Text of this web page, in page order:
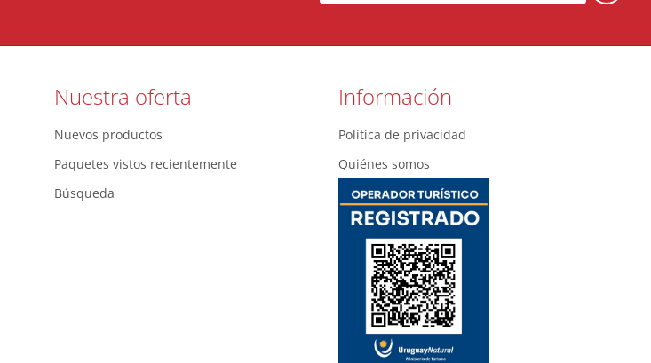
Nuestra oferta
Nuevos productos
Paquetes vistos recientemente
Búsqueda
Información
Política de privacidad
Quiénes somos